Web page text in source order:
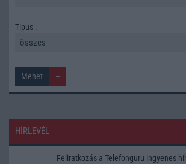
Tipus :
HÍRLEVÉL
Feliratkozás a Telefonguru ingyenes